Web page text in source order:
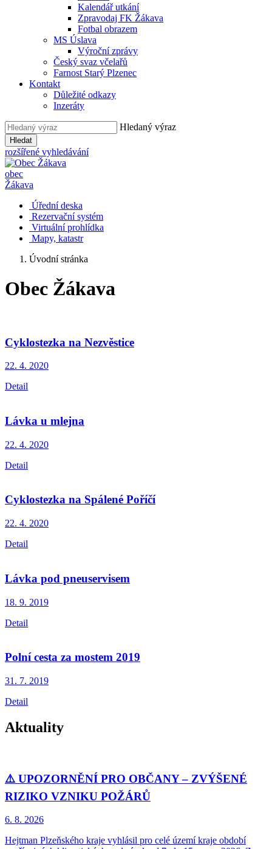
Kalendář utkání
Zpravodaj FK Žákava
Fotbal obrazem
MS Úslava
Výroční zprávy
Český svaz včelařů
Farnost Starý Plzenec
Kontakt
Důležité odkazy
Inzeráty
Hledaný výraz
Hledat
rozšířené vyhledávání
obec
Žákava
Úřední deska
Rezervační systém
Virtuální prohlídka
Mapy, katastr
Úvodní stránka
Obec Žákava
Cyklostezka na Nezvěstice
22. 4. 2020
Detail
Lávka u mlejna
22. 4. 2020
Detail
Cyklostezka na Spálené Poříčí
22. 4. 2020
Detail
Lávka pod pneuservisem
18. 9. 2019
Detail
Polní cesta za mostem 2019
31. 7. 2019
Detail
Aktuality
⚠️ UPOZORNĚNÍ PRO OBČANY – ZVÝŠENÉ
RIZIKO VZNIKU POŽÁRŮ
6. 8. 2026
Hejtman Plzeňského kraje vyhlásil pro celé území kraje období